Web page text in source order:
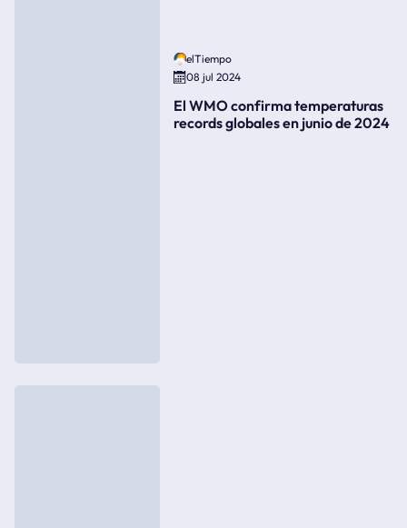
elTiempo
08 jul 2024
El WMO confirma temperaturas
records globales en junio de 2024